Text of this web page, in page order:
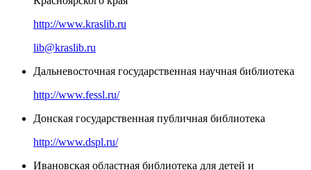
http://www.kraslib.ru
lib@kraslib.ru
Дальневосточная государственная научная библиотека
http://www.fessl.ru/
Донская государственная публичная библиотека
http://www.dspl.ru/
Ивановская областная библиотека для детей и